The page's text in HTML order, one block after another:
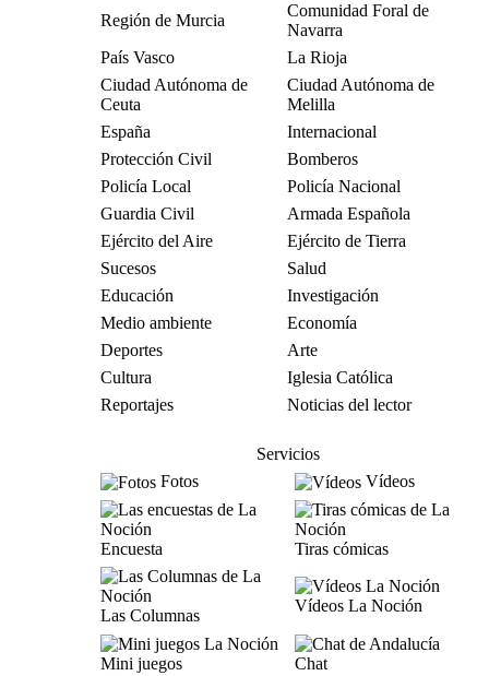
Región de Murcia
Comunidad Foral de
Navarra
País Vasco
La Rioja
Ciudad Autónoma de
Ceuta
Ciudad Autónoma de
Melilla
España
Internacional
Protección Civil
Bomberos
Policía Local
Policía Nacional
Guardia Civil
Armada Española
Ejército del Aire
Ejército de Tierra
Sucesos
Salud
Educación
Investigación
Medio ambiente
Economía
Deportes
Arte
Cultura
Iglesia Católica
Reportajes
Noticias del lector
Servicios
Fotos
Vídeos
Encuesta Tiras cómicas
Las Columnas
Vídeos La Noción
Mini juegos
Chat